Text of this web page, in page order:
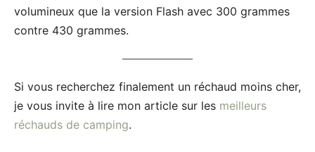
volumineux que la version Flash avec 300 grammes
contre 430 grammes.
Si vous recherchez finalement un réchaud moins cher,
je vous invite à lire mon article sur les meilleurs
réchauds de camping.